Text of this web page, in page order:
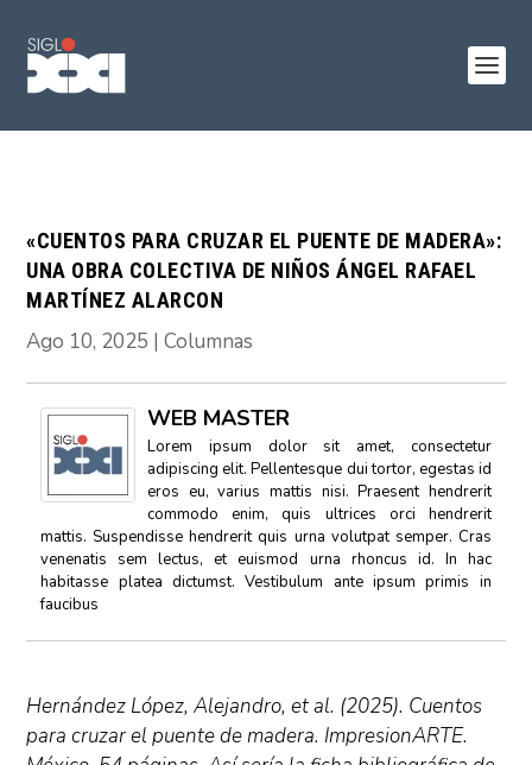
«CUENTOS PARA CRUZAR EL PUENTE DE MADERA»:
UNA OBRA COLECTIVA DE NIÑOS ÁNGEL RAFAEL
MARTÍNEZ ALARCON
Ago 10, 2025 |Columnas
WEB MASTER
Lorem ipsum dolor sit amet, consectetur
adipiscing elit. Pellentesque dui tortor, egestas id
eros eu, varius mattis nisi. Praesent hendrerit
commodo enim, quis ultrices orci hendrerit
mattis. Suspendisse hendrerit quis urna volutpat semper. Cras
venenatis sem lectus, et euismod urna rhoncus id. In hac
habitasse platea dictumst. Vestibulum ante ipsum primis in
faucibus
Hernández López, Alejandro, et al. (2025). Cuentos
para cruzar el puente de madera. ImpresionARTE.